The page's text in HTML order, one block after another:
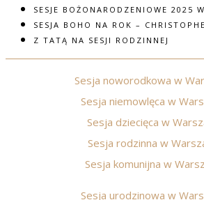
SESJE BOŻONARODZENIOWE 2025
SESJA BOHO NA ROK –
Z TATĄ NA SESJI RODZINNEJ
Sesja noworodkowa w
Sesja niemowlęca w
Sesja dziecięca w
Sesja rodzinna w
Sesja komunijna w
Sesja urodzinowa w